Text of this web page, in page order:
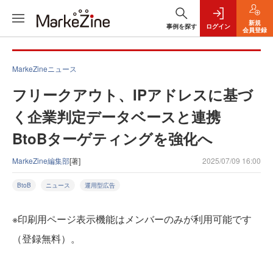
事例を探す ログイン
新規
会員登録
MarkeZineニュース
フリークアウト、IPアドレスに基づ
く企業判定データベースと連携
BtoBターゲティングを強化へ
MarkeZine編集部[著] 2025/07/09 16:00
BtoB ニュース 運用型広告
※印刷用ページ表示機能はメンバーのみが利用可能です
（登録無料）。